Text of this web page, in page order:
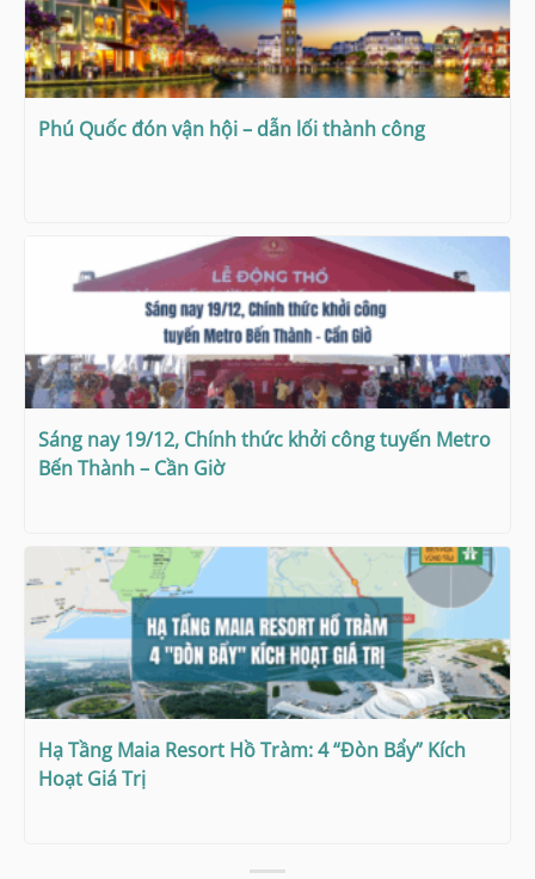
Phú Quốc đón vận hội – dẫn lối thành công
Sáng nay 19/12, Chính thức khởi công tuyến Metro
Bến Thành – Cần Giờ
Hạ Tầng Maia Resort Hồ Tràm: 4 “Đòn Bẩy” Kích
Hoạt Giá Trị